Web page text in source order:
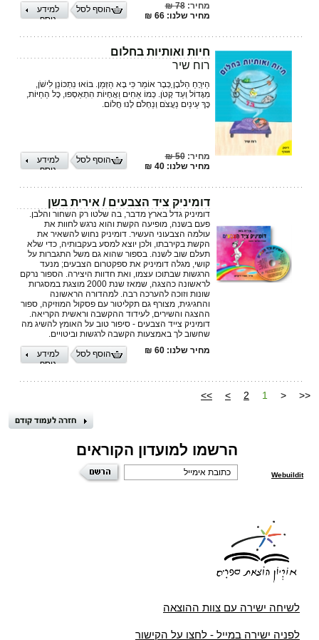
מחיר:78 ₪
מחיר שלנו: 66 ₪
למידע
נוסף
הוסף לסל
חיות ואותיות בחלום
רוח שיר
הַיּרֵָחַ הַלּבָןָ כְּבָר אוֹמֵר כִּי בָּא הַזְּמַן. בּוֹאוּ נִתְכּוֹנֵן לִישֹׁן,
מִגָּדוֹל וְעַד קָטֹן. כְּמוֹ אַחִים וַאֲחָיוֹת הִתְאַסְּפוּ, כָּל הַחַיּוֹת,
כָּךְ עֵינַיִם נַעֲצֹם וְנַחְלֹם לָנוּ חֲלוֹם.
מחיר:50 ₪
מחיר שלנו: 40 ₪
למידע
נוסף
הוסף לסל
דומיניק ציד הצבעים / אירית בשן
דומיניק גדל בארץ מדבר, בה שלטו רק השחור והלבן.
פעם בשנה, מופיעה הקשת והוא נרגש לחוות את
עולמה הצבעוני העשיר. דומיניק נחוש להשאיר את
הקשת בקירבתו, ולכן יוצא למסע בעקבותיה, כדי שלא
תעלם שוב לשנה. בספור שהוא גם משל התגברות על
קושי, מגלה דומיניק את ספקטרום הצבעים; מנעד
הרגשות שבתוכו עצמו, ואת חדוות היצירה. הספור נרקם
לראשונה כהצגה, שמאז שנת 2000 מוצגת במסגרות
שונות וזוכה להערכה רבה. למהדורה הראשונה
והחגיגית, מצורף גם תקליטור עם פסקול המוזיקה, ספור
ההצגה והשירים, לעידוד ההקשבה וראשית הקריאה.
דומיניק צייד הצבעים - סיפור טוב על האומץ להשיג מה
שחשוב לך באמצעות הקשבה לרגשות וביטויים.
מחיר שלנו: 60 ₪
למידע
נוסף
הוסף לסל
<<
<
1
2
>
>>
הרשמו למועדון הקוראים
לשיחה ישירה עם צוות ההוצאה
לפניה ישירה במייל - לחצו על הקישור
Webuildit